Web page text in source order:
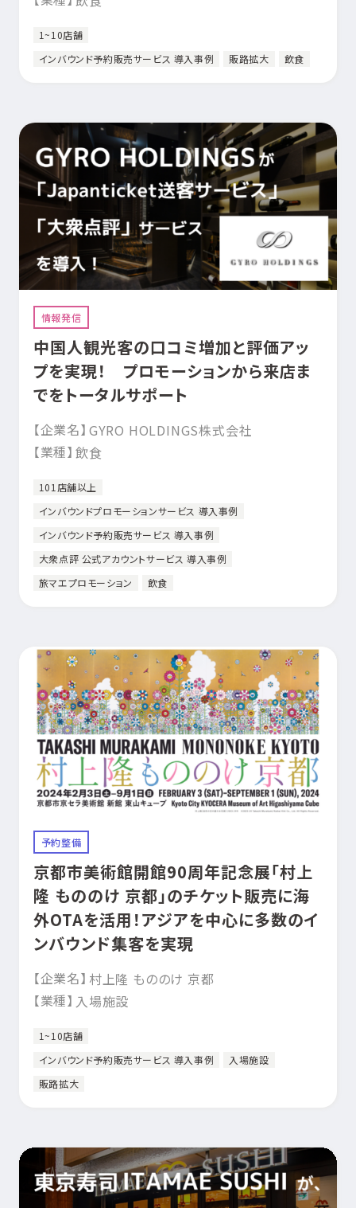
1~10店舗
インバウンド予約販売サービス 導入事例
販路拡大 飲食
情報発信
中国人観光客の口コミ増加と評価アッ
プを実現！ プロモーションから来店ま
でをトータルサポート
【企業名】 GYRO HOLDINGS株式会社
【業種】 飲食
101店舗以上
インバウンドプロモーションサービス 導入事例
インバウンド予約販売サービス 導入事例
大衆点評 公式アカウントサービス 導入事例
旅マエプロモーション
飲食
予約整備
京都市美術館開館90周年記念展「村上
隆 もののけ 京都」のチケット販売に海
外OTAを活用！アジアを中心に多数のイ
ンバウンド集客を実現
【企業名】 村上隆 もののけ 京都
【業種】 入場施設
1~10店舗
インバウンド予約販売サービス 導入事例
入場施設
販路拡大